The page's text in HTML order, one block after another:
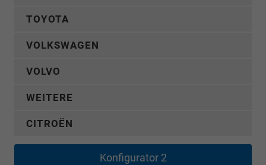
TOYOTA
VOLKSWAGEN
VOLVO
WEITERE
CITROËN
Konfigurator 2